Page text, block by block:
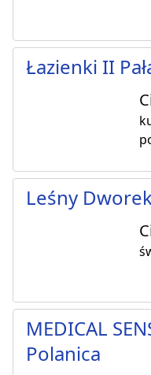
Łazienki II
Leśny
MEDICAL
Polanica